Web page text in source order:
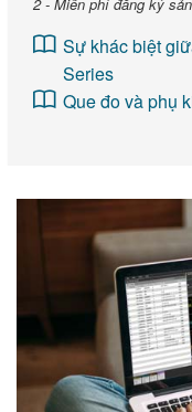
Sự khác biệt
Series
Que đo và phụ